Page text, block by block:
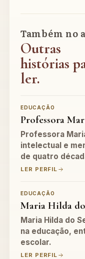
Também no
Outras
histórias
ler.
EDUCAÇÃO
Professora
Professora
intelectual e
de quatro
LER PERFIL
EDUCAÇÃO
Maria Hilda
Maria Hilda do
na educação,
escolar.
LER PERFIL